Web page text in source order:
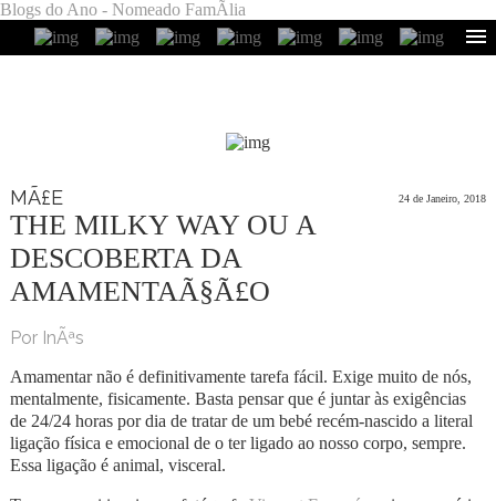
Blogs do Ano - Nomeado FamÃ­lia
MÃ£E 24 de Janeiro, 2018
THE MILKY WAY OU A
DESCOBERTA DA
AMAMENTAÃ§Ã£O
Por InÃªs
Amamentar não é definitivamente tarefa fácil. Exige muito de nós,
mentalmente, fisicamente. Basta pensar que é juntar às exigências
de 24/24 horas por dia de tratar de um bebé recém-nascido a literal
ligação física e emocional de o ter ligado ao nosso corpo, sempre.
Essa ligação é animal, visceral.